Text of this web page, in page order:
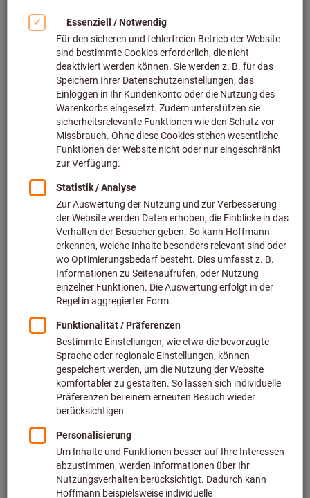
Das Einrichtungskonzept GARANT GridLine
ermöglicht Ihnen die flexible Gestaltung Ihrer
Betriebsstätte, ohne dabei Abstriche beim
Design machen zu müssen. Stellen Sie sich Ihr
Wunschkonzept individuell zusammen – durch
das Baukastenprinzip der Komponenten
profitieren Sie von vielfältigen Kombinations-
und Erweiterungsmöglichkeiten.
Diese Vorteile überzeugen: